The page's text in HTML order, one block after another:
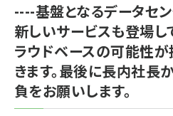
----基盤となるデータセ
新しいサービスも登場し
ラウドベースの可能性が
きます。最後に長内社長
負をお願いします。